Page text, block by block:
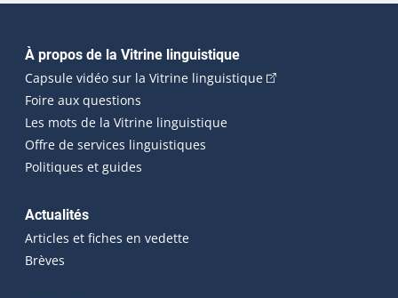
Navigation principale
À propos de la Vitrine linguistique
Capsule vidéo sur la Vitrine linguistique(Cet hyperlien
Foire aux questions
Les mots de la Vitrine linguistique
Offre de services linguistiques
Politiques et guides
Actualités
Articles et fiches en vedette
Brèves